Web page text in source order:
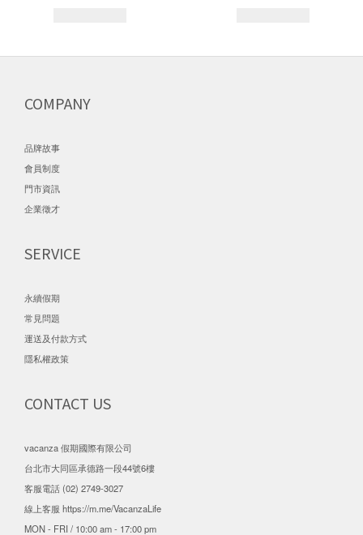
COMPANY
品牌故事
會員制度
門市資訊
企業徵才
SERVICE
永續假期
常見問題
運送及付款方式
隱私權政策
CONTACT US
vacanza 假期國際有限公司
台北市大同區承德路一段44號6樓
客服電話 (02) 2749-3027
線上客服 https://m.me/VacanzaLife
MON - FRI / 10:00 am - 17:00 pm